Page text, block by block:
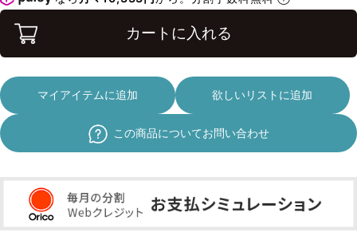
カートに入れる
マイアイテムに追加 欲しいリストに追加
この商品についてお問い合わせ